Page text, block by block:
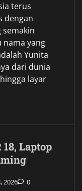
terus
dengan
semakin
nama yang
Yunita
dari dunia
layar
18, Laptop
2026 0